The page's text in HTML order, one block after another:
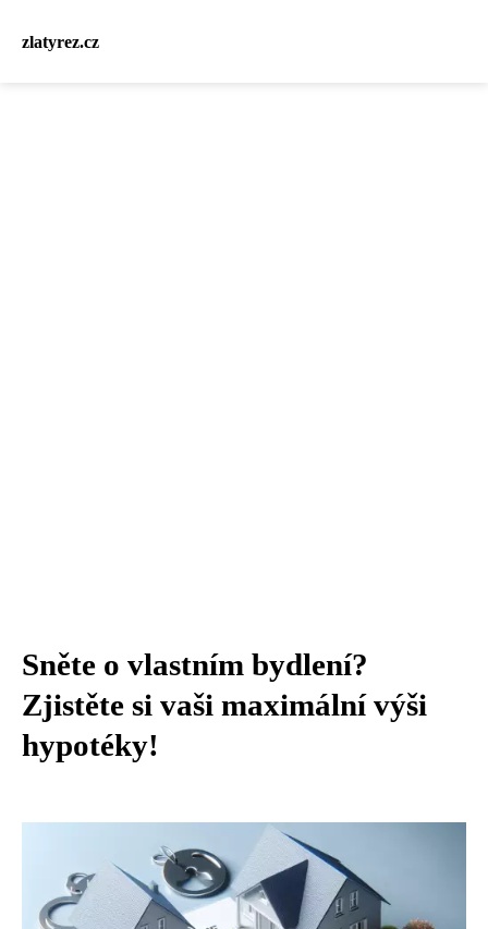
zlatyrez.cz
Sněte o vlastním bydlení?
Zjistěte si vaši maximální výši
hypotéky!